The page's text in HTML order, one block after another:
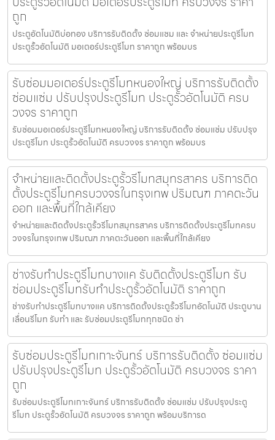
ถูก
ประตูอัตโนมัติบ่อทอง บริการรับติดตั้ง ซ่อมแซม และ จำหน่ายประตูรีโมท
ประตูรั้วอัตโนมัติ มอเตอร์ประตูรีโมท ราคาถูก พร้อมบร
รับซ่อมมอเตอร์ประตูรีโมทหนองใหญ่ บริการรับติดตั้ง
ซ่อมแซ่ม ปรับปรุงประตูรีโมท ประตูรั้วอัตโนมัติ ครบ
วงจร ราคาถูก
รับซ่อมมอเตอร์ประตูรีโมทหนองใหญ่ บริการรับติดตั้ง ซ่อมแซ่ม ปรับปรุง
ประตูรีโมท ประตูรั้วอัตโนมัติ ครบวงจร ราคาถูก พร้อมบร
จำหน่ายและติดตั้งประตูรั้วรีโมทสมุทรสาคร บริการติด
ตั้งประตูรีโมทครบวงจรในกรุงเทพ ปริมณฑ ภาคตะวัน
ออก และพื้นที่ใกล้เคียง
จำหน่ายและติดตั้งประตูรั้วรีโมทสมุทรสาคร บริการติดตั้งประตูรีโมทครบ
วงจรในกรุงเทพ ปริมณฑ ภาคตะวันออก และพื้นที่ใกล้เคียง
ช่างรับทำประตูรีโมทบางแค รับติดตั้งประตูรีโมท รับ
ซ่อมประตูรีโมทรับทำประตูรั้วอัตโนมัติ ราคาถูก
ช่างรับทำประตูรีโมทบางแค บริการติดตั้งประตูรั้วรีโมทอัตโนมัติ ประตูบาน
เลื่อนรีโมท รับทำ และ รับซ่อมประตูรีโมททุกชนิด ช่า
รับซ่อมประตูรีโมทเกาะจันทร์ บริการรับติดตั้ง ซ่อมแซ่ม
ปรับปรุงประตูรีโมท ประตูรั้วอัตโนมัติ ครบวงจร ราคา
ถูก
รับซ่อมประตูรีโมทเกาะจันทร์ บริการรับติดตั้ง ซ่อมแซ่ม ปรับปรุงประตู
รีโมท ประตูรั้วอัตโนมัติ ครบวงจร ราคาถูก พร้อมบริการด